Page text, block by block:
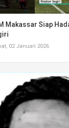
Makassar Siap
02 Januari 2026